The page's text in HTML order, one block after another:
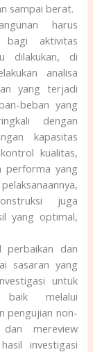
sampai berat.
harus
bagi aktivitas
dilakukan, di
analisa
yang terjadi
beban yang
dengan
kapasitas
kualitas,
performa yang
juga
yang optimal,
perbaikan dan
sasaran yang
untuk
baik melalui
pengujian non-
mereview
investigasi